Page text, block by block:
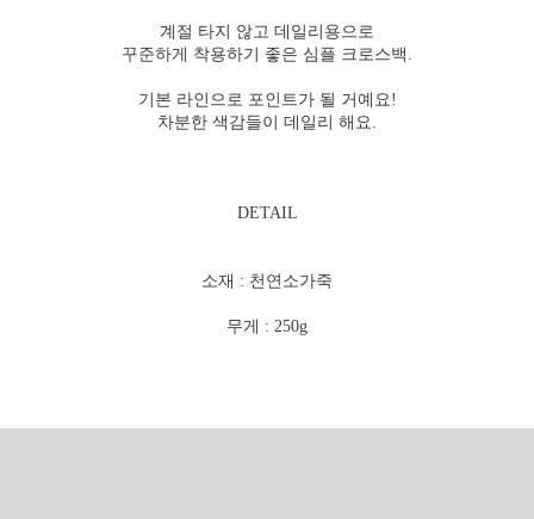
계절 타지 않고 데일리용으로
꾸준하게 착용하기 좋은 심플 크로스백.
기본 라인으로 포인트가 될 거예요!
차분한 색감들이 데일리 해요.
DETAIL
소재 : 천연소가죽
무게 : 250g